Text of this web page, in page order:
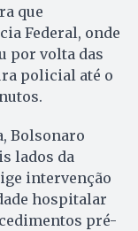
que
Federal, onde
por volta das
policial até o
Bolsonaro
lados da
intervenção
hospitalar
pré-